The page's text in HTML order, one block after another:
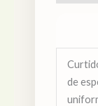
de